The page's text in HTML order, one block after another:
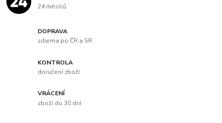
24 měsíců
DOPRAVA
zdarma po ČR a SR
KONTROLA
doručení zboží
VRÁCENÍ
zboží do 30 dní